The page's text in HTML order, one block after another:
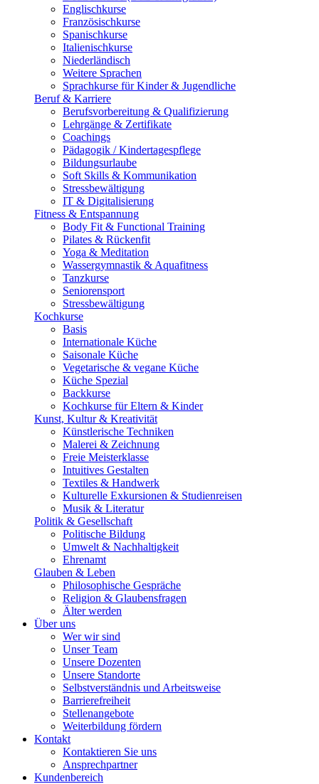
Englischkurse
Französischkurse
Spanischkurse
Italienischkurse
Niederländisch
Weitere Sprachen
Sprachkurse für Kinder & Jugendliche
Beruf & Karriere
Berufsvorbereitung & Qualifizierung
Lehrgänge & Zertifikate
Coachings
Pädagogik / Kindertagespflege
Bildungsurlaube
Soft Skills & Kommunikation
Stressbewältigung
IT & Digitalisierung
Fitness & Entspannung
Body Fit & Functional Training
Pilates & Rückenfit
Yoga & Meditation
Wassergymnastik & Aquafitness
Tanzkurse
Seniorensport
Stressbewältigung
Kochkurse
Basis
Internationale Küche
Saisonale Küche
Vegetarische & vegane Küche
Küche Spezial
Backkurse
Kochkurse für Eltern & Kinder
Kunst, Kultur & Kreativität
Künstlerische Techniken
Malerei & Zeichnung
Freie Meisterklasse
Intuitives Gestalten
Textiles & Handwerk
Kulturelle Exkursionen & Studienreisen
Musik & Literatur
Politik & Gesellschaft
Politische Bildung
Umwelt & Nachhaltigkeit
Ehrenamt
Glauben & Leben
Philosophische Gespräche
Religion & Glaubensfragen
Älter werden
Über uns
Wer wir sind
Unser Team
Unsere Dozenten
Unsere Standorte
Selbstverständnis und Arbeitsweise
Barrierefreiheit
Stellenangebote
Weiterbildung fördern
Kontakt
Kontaktieren Sie uns
Ansprechpartner
Kundenbereich